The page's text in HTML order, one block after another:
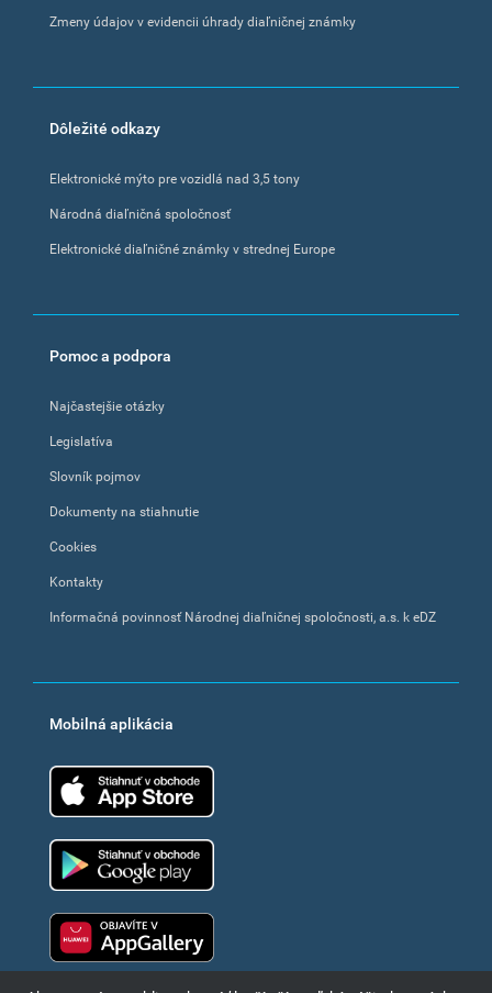
Zmeny údajov v evidencii úhrady diaľničnej známky
Dôležité odkazy
Elektronické mýto pre vozidlá nad 3,5 tony
Národná diaľničná spoločnosť
Elektronické diaľničné známky v strednej Europe
Pomoc a podpora
Najčastejšie otázky
Legislatíva
Slovník pojmov
Dokumenty na stiahnutie
Cookies
Kontakty
Informačná povinnosť Národnej diaľničnej spoločnosti, a.s. k eDZ
Mobilná aplikácia